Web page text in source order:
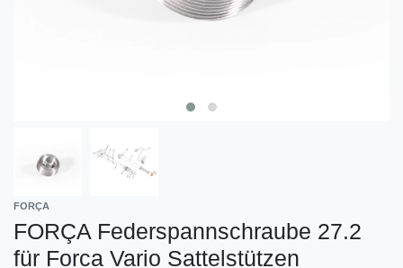
FORÇA
FORÇA Federspannschraube 27.2
für Forca Vario Sattelstützen